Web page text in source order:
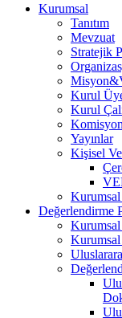
Kurumsal
Tanıtım
Mevzuat
Stratejik
Kurul
Kurul
Yayınlar
Kişisel
Değerlendirme
Kurumsal